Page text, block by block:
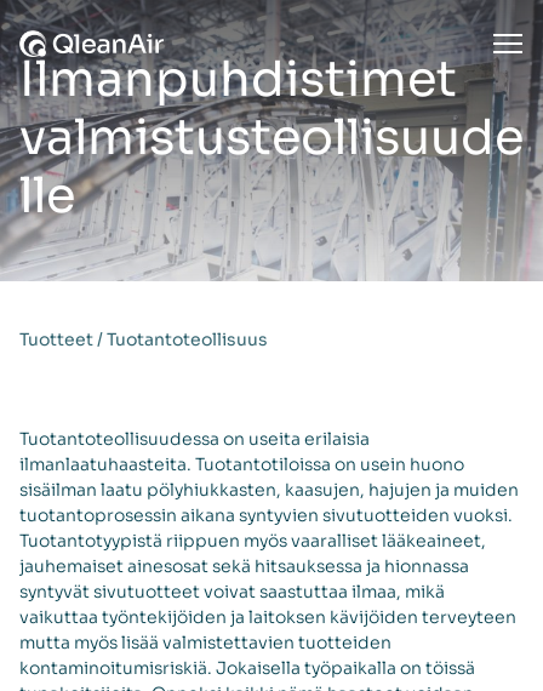
Siirry sisältöön
Ilmanpuhdistimet
valmistusteollisuude
lle
Tuotteet/Tuotantoteollisuus
Tuotantoteollisuudessa on useita erilaisia
ilmanlaatuhaasteita. Tuotantotiloissa on usein huono
sisäilman laatu pölyhiukkasten, kaasujen, hajujen ja muiden
tuotantoprosessin aikana syntyvien sivutuotteiden vuoksi.
Tuotantotyypistä riippuen myös vaaralliset lääkeaineet,
jauhemaiset ainesosat sekä hitsauksessa ja hionnassa
syntyvät sivutuotteet voivat saastuttaa ilmaa, mikä
vaikuttaa työntekijöiden ja laitoksen kävijöiden terveyteen
mutta myös lisää valmistettavien tuotteiden
kontaminoitumisriskiä. Jokaisella työpaikalla on töissä